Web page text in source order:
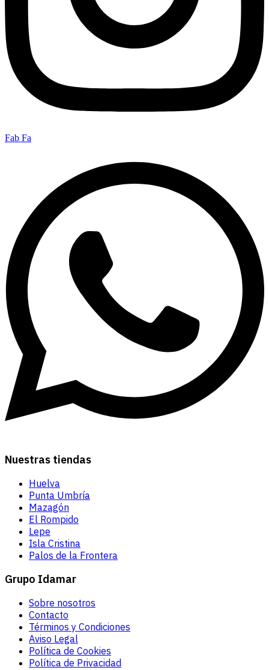
Fab Fa
Nuestras tiendas
Huelva
Punta Umbría
Mazagón
El Rompido
Lepe
Isla Cristina
Palos de la Frontera
Grupo Idamar
Sobre nosotros
Contacto
Términos y Condiciones
Aviso Legal
Política de Cookies
Política de Privacidad